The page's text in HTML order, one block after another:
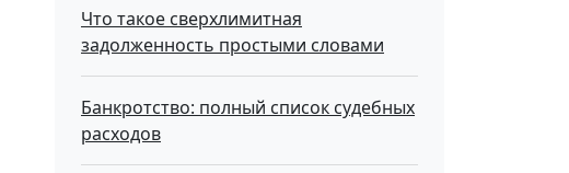
Что такое сверхлимитная
задолженность простыми словами
Банкротство: полный список судебных
расходов